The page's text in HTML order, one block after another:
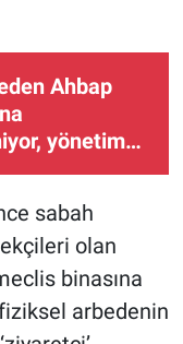
Ahbap
yönetim
sabah
olan
binasına
arbedenin